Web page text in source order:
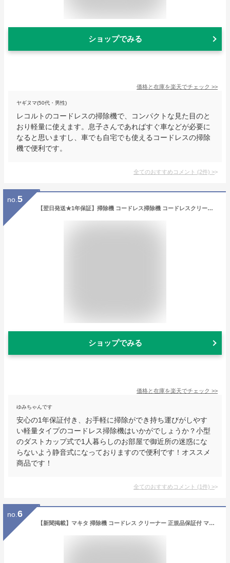
ショップでみる
価格と在庫を楽天でチェック >>
ヤギヌマ(50代・男性)
レコルトのコードレスの掃除機で、コンパクトな見た目のと
おり軽量に使えます。息子さんであればすぐ車などが必要に
なると思いますし、車でも自宅でも使えるコードレスの掃除
機で便利です。
全てのおすすめコメント (2件) >
no. 5
【翌日発送★1年保証】掃除機 コードレス掃除機 コードレスクリーナー サイクロン掃除機 クリーナー 掃除機 コードレス コンパクト 静音 サイクロン 軽量 ハンディ クリーナー ほこり ハンディ掃除機 そうじ 掃除 ダストカップ式 小型
ショップでみる
価格と在庫を楽天でチェック >>
ゆみちゃんです
安心の1年保証付き、お手軽に掃除ができ持ち運びがしやす
い軽量タイプのコードレス掃除機はいかがでしょうか？小型
のダストカップ式で1人暮らしのお部屋で御近所の迷惑にな
らないよう静音式になっておりますので便利です！オススメ
商品です！
全てのおすすめコメント (1件) >
no. 6
【新聞掲載】マキタ 掃除機 コードレス クリーナー 正規品保証付 マキタ コードレス掃除機 カプセル式 マキタ充電式クリーナー マキタ 掃除機 紙パック不要 コードレスクリーナー ハンディクリーナー コードレス クリーナー MAKITA 吸引力 軽い【RSL】